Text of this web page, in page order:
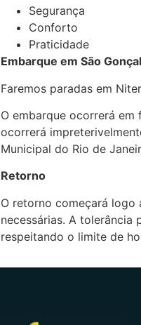
Segurança
Conforto
Praticidade
Embarque em São
Faremos paradas em
O embarque ocorrerá em
ocorrerá
Municipal do Rio de
Retorno
O retorno começará logo
necessárias. A tolerância
respeitando o limite de